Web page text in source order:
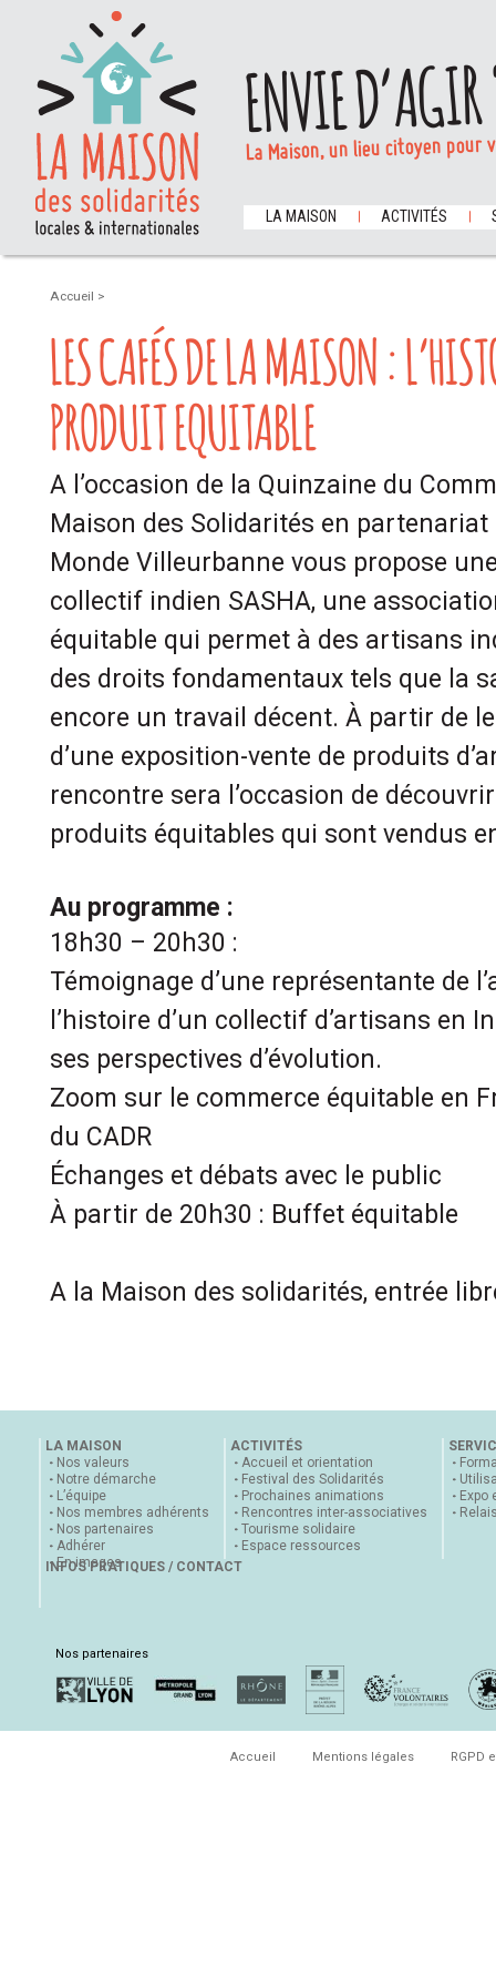
ENVIE
La Maison, un lieu citoyen
LA MAISON ACTIVITÉS
Accueil >
LES CAFÉS DE LA MAISON :
PRODUIT EQUITABLE
A l’occasion de la Quinzaine du
Maison des Solidarités en
Monde Villeurbanne vous propose
collectif indien SASHA, une
équitable qui permet à des artisans
des droits fondamentaux tels que la
encore un travail décent. À partir de
d’une exposition-vente de produits
rencontre sera l’occasion de
produits équitables qui sont vendus
Au programme :
18h30 – 20h30 :
Témoignage d’une représentante de
l’histoire d’un collectif d’artisans en
ses perspectives d’évolution.
Zoom sur le commerce équitable en
du CADR
Échanges et débats avec le public
À partir de 20h30 : Buffet équitable
A la Maison des solidarités, entrée
LA MAISON
Nos valeurs
Notre démarche
L’équipe
Nos membres adhérents
Nos partenaires
Adhérer
En images
ACTIVITÉS
Accueil et orientation
Festival des Solidarités
Prochaines animations
Rencontres inter-associatives
Tourisme solidaire
Espace ressources
Expo
INFOS PRATIQUES / CONTACT
Nos partenaires
Accueil Mentions légales RGPD